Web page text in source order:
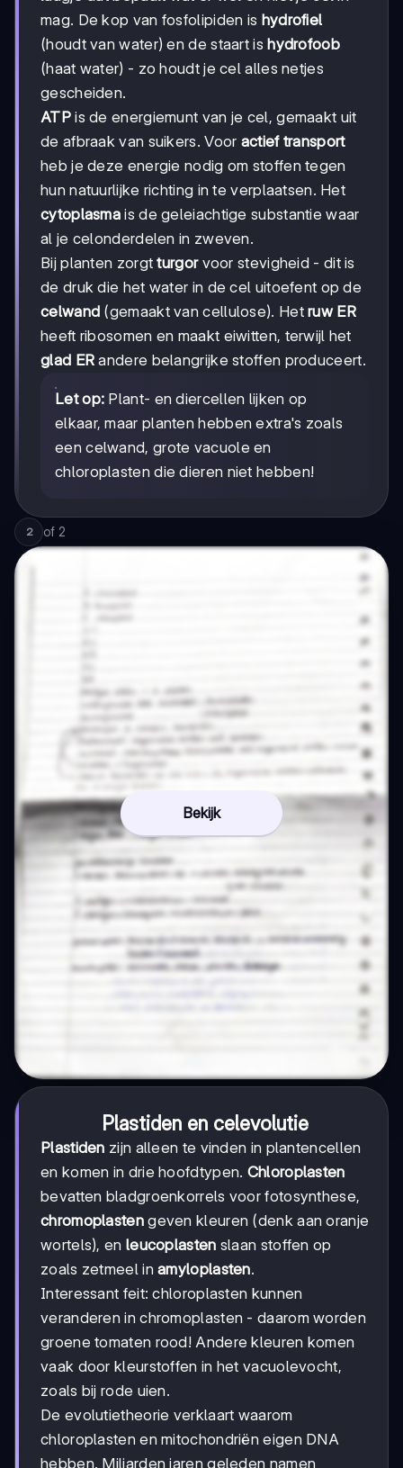
mag. De kop van fosfolipiden is hydrofiel
(houdt van water) en de staart is hydrofoob
(haat water) - zo houdt je cel alles netjes
gescheiden.
ATPis de energiemunt van je cel, gemaakt uit
de afbraak van suikers. Voor actief transport
heb je deze energie nodig om stoffen tegen
hun natuurlijke richting in te verplaatsen. Het
cytoplasma is de geleiachtige substantie waar
al je celonderdelen in zweven.
Bij planten zorgtturgorvoor stevigheid - dit is
de druk die het water in de cel uitoefent op de
celwand (gemaakt van cellulose). Hetruw ER
heeft ribosomen en maakt eiwitten, terwijl het
glad ER andere belangrijke stoffen produceert.
Let op: Plant- en diercellen lijken op
elkaar, maar planten hebben extra's zoals
een celwand, grote vacuole en
chloroplasten die dieren niet hebben!
2 of 2
Bekijk
Plastiden en celevolutie
Plastiden zijn alleen te vinden in plantencellen
en komen in drie hoofdtypen. Chloroplasten
bevatten bladgroenkorrels voor fotosynthese,
chromoplastengeven kleuren (denk aan oranje
wortels), en leucoplasten slaan stoffen op
zoals zetmeel inamyloplasten.
Interessant feit: chloroplasten kunnen
veranderen in chromoplasten - daarom worden
groene tomaten rood! Andere kleuren komen
vaak door kleurstoffen in het vacuolevocht,
zoals bij rode uien.
De evolutietheorie verklaart waarom
chloroplasten en mitochondriën eigen DNA
hebben. Miljarden jaren geleden namen